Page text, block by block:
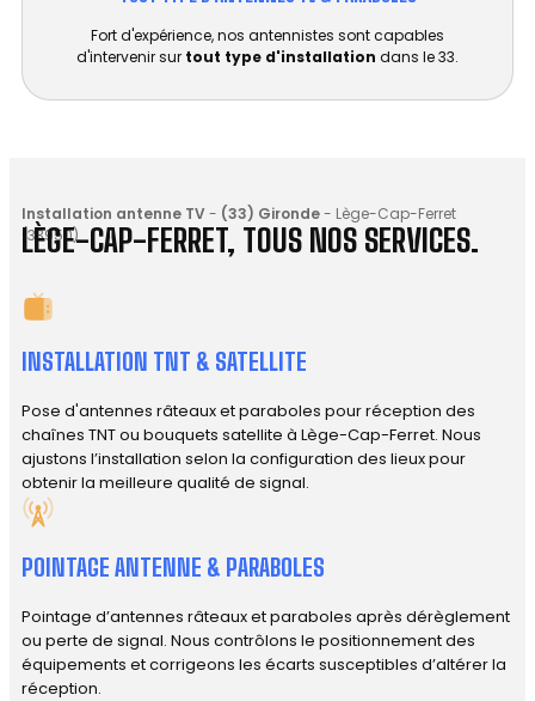
Fort d'expérience, nos antennistes sont capables
d'intervenir sur tout type d'installation dans le 33.
Installation antenne TV- (33) Gironde- Lège-Cap-Ferret
(33950)
LÈGE-CAP-FERRET, TOUS NOS SERVICES.
INSTALLATION TNT & SATELLITE
Pose d'antennes râteaux et paraboles pour réception des
chaînes TNT ou bouquets satellite à Lège-Cap-Ferret. Nous
ajustons l’installation selon la configuration des lieux pour
obtenir la meilleure qualité de signal.
POINTAGE ANTENNE & PARABOLES
Pointage d’antennes râteaux et paraboles après dérèglement
ou perte de signal. Nous contrôlons le positionnement des
équipements et corrigeons les écarts susceptibles d’altérer la
réception.